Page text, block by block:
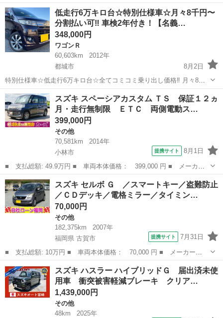
離 57400キロ フルセグナビ・バックカメラ・スマート
キー 両方パワースライドドアではありませんが半ドアの時は自動で閉
まるイージークローザー付き。...
宮崎 都城市 財部駅 パレット
低走行6万キロ台☆特別仕様車☆月々8千円〜
分割払い可‼️ 車検2年付き！【名義…
348,000円
ワゴンＲ
60,603km
2012年
都城市
8月2日
特別仕様車☆低走行6万キロ台☆全てコミコミ乗り出し価格‼️ 月々8千
円〜分割払い可‼️ 車検2年付き！！【名義変更代込み】☆スズキワゴン
RスティングレーリミテッドⅡ☆SDナビ付き☆走行中DVD見れます☆
プッシュスタート☆ド...
宮崎 都城市 ワゴンＲ
スズキ スペーシアカスタム ＴＳ 保証１２ヵ
月・走行無制限 ＥＴＣ 両側電動ス…
399,000円
その他
70,581km
2014年
小林市
提携サイト 8月1日
■ 支払総額: 49.9万円 ■ 車両本体価格： 399,000 円 ■ メーカー
名： スズキ ■ 車種名： スペーシアカスタム ■ グレード名：
ＴＳ 保証１２ヵ月・走行無制限 ＥＴＣ 両側電動スライドドア
ナビ ＴＶ ...
宮崎 小林市 その他
スズキ セルボ Ｇ ／スマートキー／盗難防止
／ＣＤデッキ／電格ミラー／タイミン…
70,000円
その他
182,375km
2007年
福岡県 古賀市
提携サイト 7月31日
■ 支払総額: 10万円 ■ 車両本体価格： 70,000 円 ■ メーカー
名： スズキ ■ 車種名： セルボ ■ グレード名： Ｇ ／スマー
トキー／盗難防止／ＣＤデッキ／電格ミラー／タイミングチェーン
■ 排気量： 66...
福岡 古賀市 その他
スズキ ハスラー ハイブリッドＧ 届出済未使
用車 衝突被害軽減ブレーキ クリア…
1,439,000円
その他
48km
2025年